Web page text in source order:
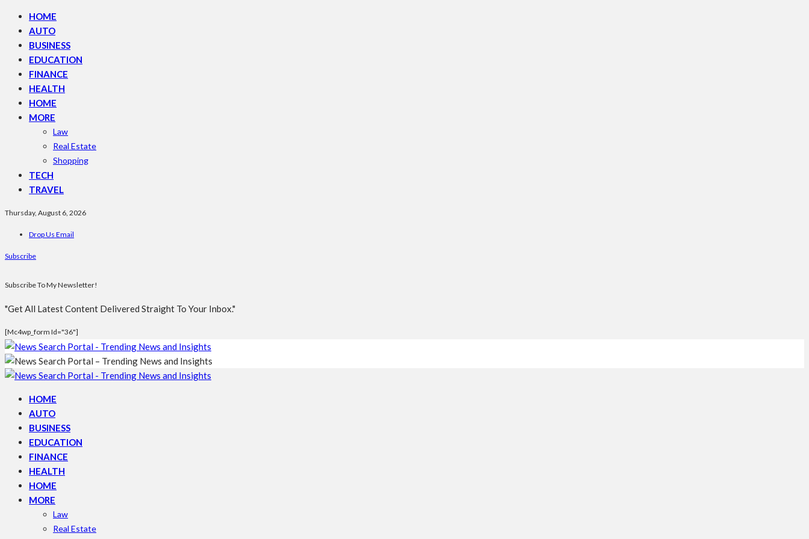
HOME
AUTO
BUSINESS
EDUCATION
FINANCE
HEALTH
HOME
MORE
Law
Real Estate
Shopping
TECH
TRAVEL
Thursday, August 6, 2026
Drop Us Email
Subscribe
Subscribe To My Newsletter!
"Get All Latest Content Delivered Straight To Your Inbox."
[mc4wp_form Id="36"]
HOME
AUTO
BUSINESS
EDUCATION
FINANCE
HEALTH
HOME
MORE
Law
Real Estate